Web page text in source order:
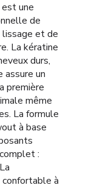
une
de
lissage et de
La kératine
durs,
assure un
première
même
La formule
à base
:
à